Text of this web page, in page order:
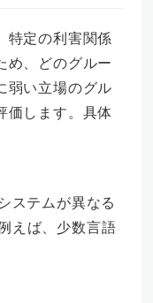
特定の利害関係
め、どのグルー
弱い立場のグル
価します。具体
ステムが異なる
えば、少数言語